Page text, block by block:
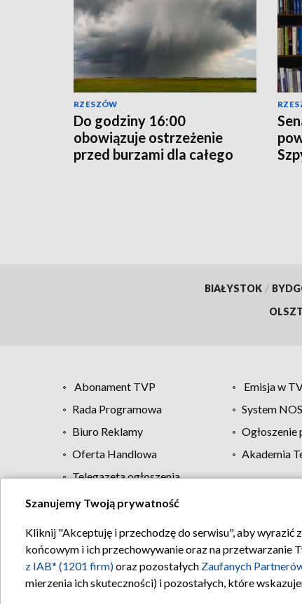
RZESZÓW
Do godziny 16:00
obowiązuje ostrzeżenie
przed burzami dla całego
BIAŁYSTOK /
Abonament TVP Emisja w
Rada Programowa
System NOS
Biuro Reklamy
Oferta Handlowa
Akademia
Telegazeta ogłoszenia
Regulamin TVP
Szanujemy Twoją prywatność
Kliknij "Akceptuję i przechodzę do serwisu", aby wyrazić
końcowym i ich przechowywanie oraz na przetwarzanie
z IAB* (1201 firm)oraz pozostałych Zaufanych
mierzenia ich skuteczności) i pozostałych, które